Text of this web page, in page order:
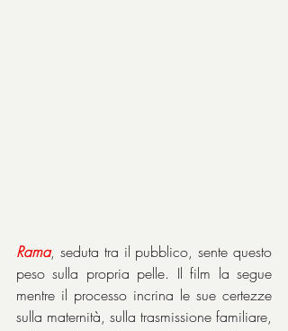
Rama, seduta tra il pubblico, sente questo
peso sulla propria pelle. Il film la segue
mentre il processo incrina le sue certezze
sulla maternità, sulla trasmissione familiare,